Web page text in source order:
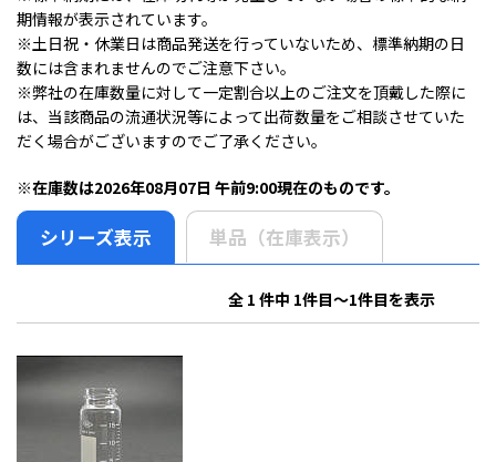
期情報が表示されています。
※土日祝・休業日は商品発送を行っていないため、標準納期の日
数には含まれませんのでご注意下さい。
※弊社の在庫数量に対して一定割合以上のご注文を頂戴した際に
は、当該商品の流通状況等によって出荷数量をご相談させていた
だく場合がございますのでご了承ください。
※在庫数は2026年08月07日 午前9:00現在のものです。
シリーズ表示 単品（在庫表示）
全 1 件中 1件目～1件目を表示